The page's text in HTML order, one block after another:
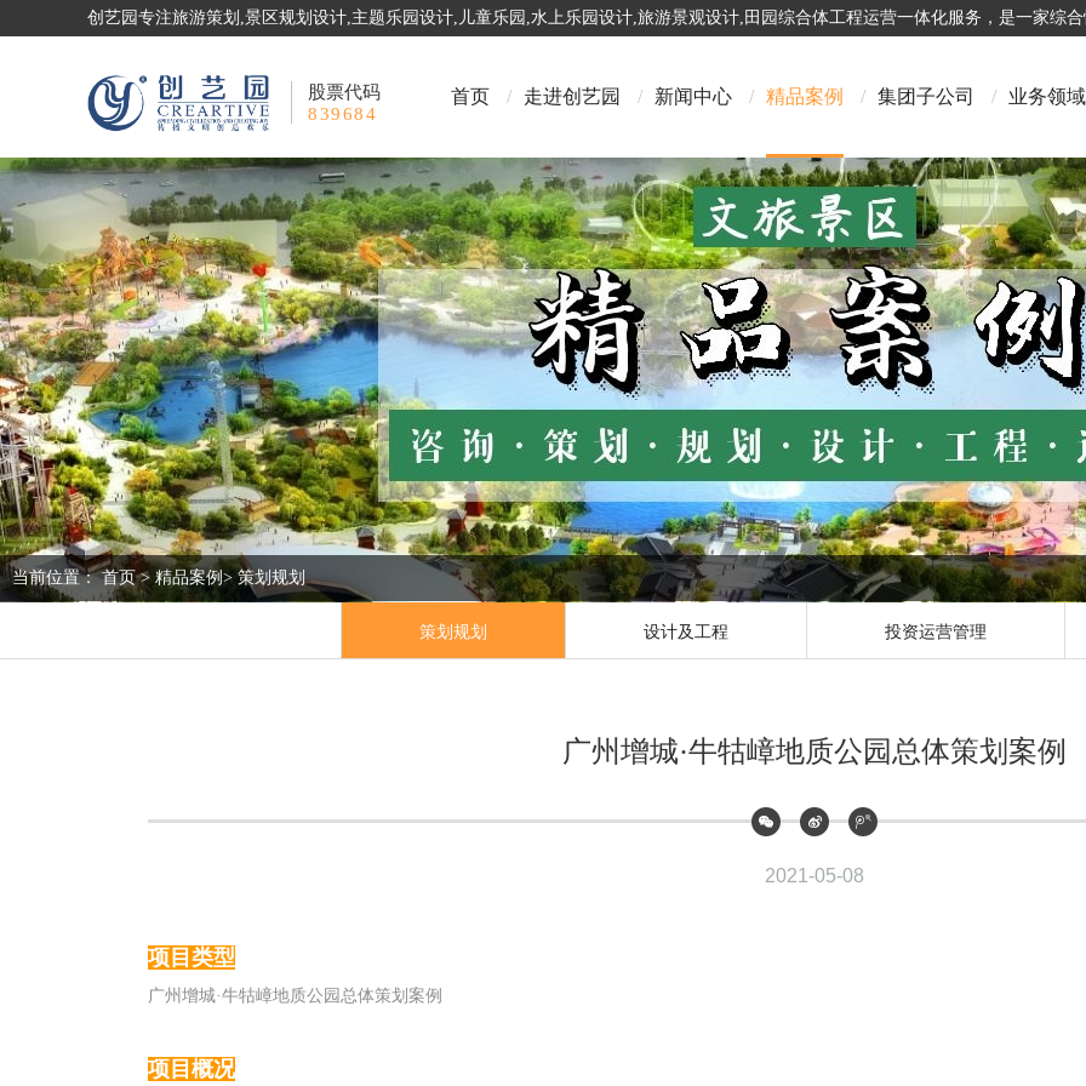
创艺园专注旅游策划,景区规划设计,主题乐园设计,儿童乐园,水上乐园设计,旅游景观设计,田园综合体工程运营一体化服务，是一家综
股票代码
839684
首页 / 走进创艺园 / 新闻中心 / 精品案例 / 集团子公司 / 业务领域
当前位置： 首页 > 精品案例 > 策划规划
策划规划 设计及工程 投资运营管理
广州增城·牛牯嶂地质公园总体策划案例
2021-05-08
项目类型
广州增城·牛牯嶂地质公园总体策划案例
项目概况